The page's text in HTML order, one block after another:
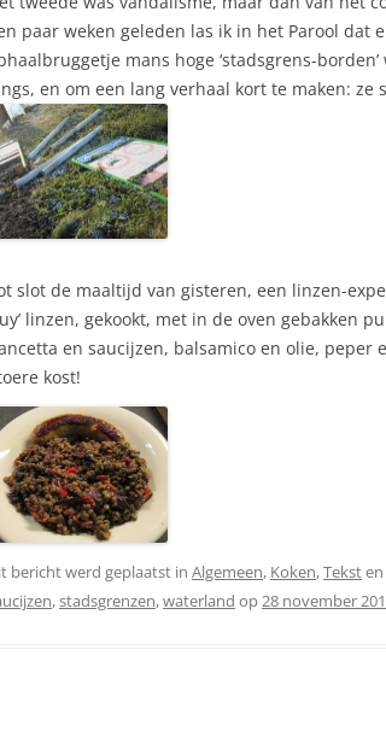
paar weken geleden las ik in het Parool dat
mans hoge ‘stadsgrens-
en om een lang verhaal kort te maken: ze
slot de maaltijd van gisteren, een linzen-
linzen, gekookt, met in de oven gebakken
en saucijzen, balsamico en olie, peper
kost!
bericht werd geplaatst in Algemeen, Koken,Tekst
,stadsgrenzen,waterland op 28 november